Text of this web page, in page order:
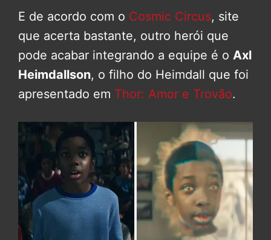
E de acordo com o Cosmic Circus, site
que acerta bastante, outro herói que
pode acabar integrando a equipe é o Axl
Heimdallson, o filho do Heimdall que foi
apresentado em Thor: Amor e Trovão.